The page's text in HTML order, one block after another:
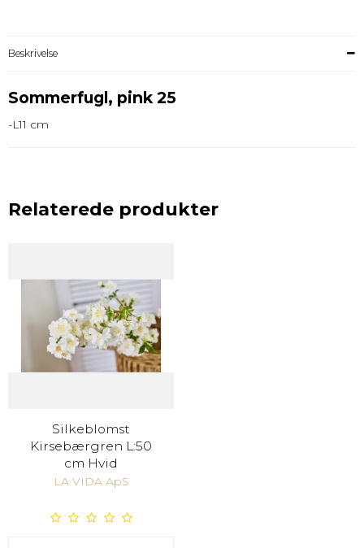
Beskrivelse
Sommerfugl, pink 25
-L11 cm
Relaterede produkter
Silkeblomst
Kirsebærgren L:50
cm Hvid
LA VIDA ApS